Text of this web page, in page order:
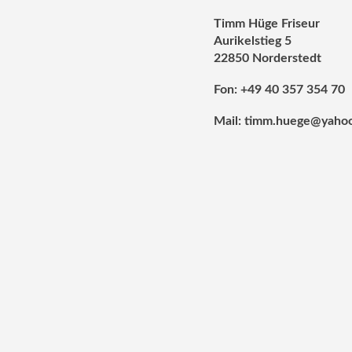
Timm Hüge Friseur
Aurikelstieg 5
22850 Norderstedt
Fon: +49 40 357 354 70
Mail: